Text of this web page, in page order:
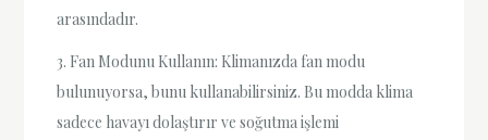
arasındadır.
3. Fan Modunu Kullanın: Klimanızda fan modu
bulunuyorsa, bunu kullanabilirsiniz. Bu modda klima
sadece havayı dolaştırır ve soğutma işlemi